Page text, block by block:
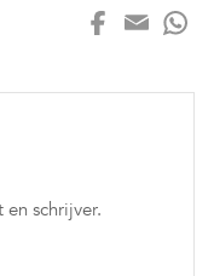
schrijver.